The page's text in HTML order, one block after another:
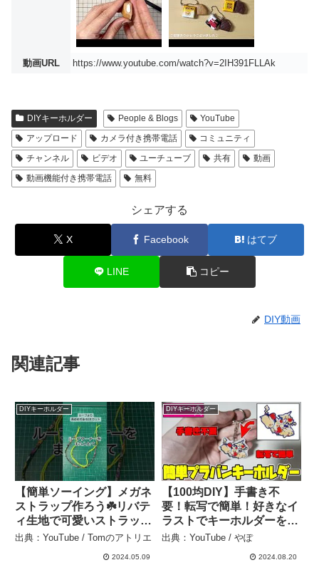
動画URL https://www.youtube.com/watch?v=2IH391FLLAk
DIYキーホルダー People & Blogs
YouTube
アップロード
カメラ付き携帯電話
コミュニティ
チャンネル
ビデオ ユーチューブ 共有
動画
動画機能付き携帯電話
無料
シェアする
X Facebook はてブ
LINE コピー
DIY動画
関連記事
DIYキーホルダー
【簡単ソーイング】メガネ
ストラップ作ろう☘️リバテ
ィ生地で可愛いストラップ
できるよ♡ふわふわで首に
#howto #100均diy #100均
出典：YouTube / Tomのアトリエ
2024.05.09
DIYキーホルダー
【100均DIY】手書き不
要！転写で簡単！好きなイ
ラストでキーホルダーを作
ってみた！ – やぽ
出典：YouTube / やぽ
2024.08.20